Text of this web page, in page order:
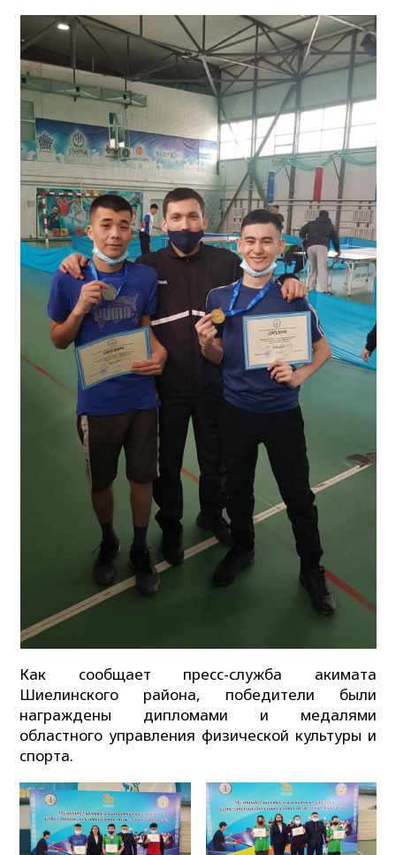
Как сообщает пресс-служба акимата
Шиелинского района, победители были
награждены дипломами и медалями
областного управления физической культуры и
спорта.